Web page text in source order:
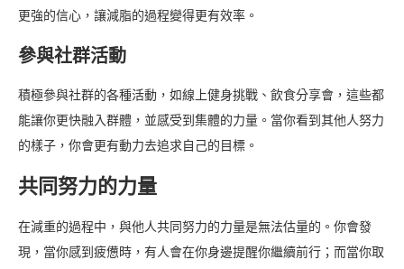
更強的信心，讓減脂的過程變得更有效率。
參與社群活動
積極參與社群的各種活動，如線上健身挑戰、飲食分享會，這些都
能讓你更快融入群體，並感受到集體的力量。當你看到其他人努力
的樣子，你會更有動力去追求自己的目標。
共同努力的力量
在減重的過程中，與他人共同努力的力量是無法估量的。你會發
現，當你感到疲憊時，有人會在你身邊提醒你繼續前行；而當你取